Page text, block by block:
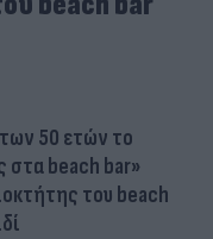
50 ετών το
στα beach bar»
του beach